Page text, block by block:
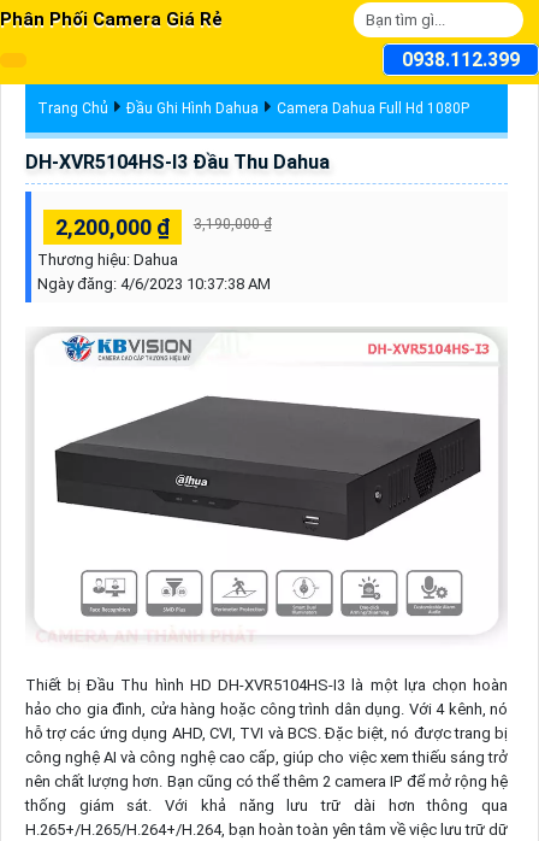
Phân Phối Camera Giá Rẻ
0938.112.399
Trang Chủ Đầu Ghi Hình Dahua Camera Dahua Full Hd 1080P
DH-XVR5104HS-I3 Đầu Thu Dahua
2,200,000 ₫ 3,190,000 ₫
Thương hiệu: Dahua
Ngày đăng: 4/6/2023 10:37:38 AM
Thiết bị Đầu Thu hình HD DH-XVR5104HS-I3 là một lựa chọn hoàn
hảo cho gia đình, cửa hàng hoặc công trình dân dụng. Với 4 kênh, nó
hỗ trợ các ứng dụng AHD, CVI, TVI và BCS. Đặc biệt, nó được trang bị
công nghệ AI và công nghệ cao cấp, giúp cho việc xem thiếu sáng trở
nên chất lượng hơn. Bạn cũng có thể thêm 2 camera IP để mở rộng hệ
thống giám sát. Với khả năng lưu trữ dài hơn thông qua
H.265+/H.265/H.264+/H.264, bạn hoàn toàn yên tâm về việc lưu trữ dữ